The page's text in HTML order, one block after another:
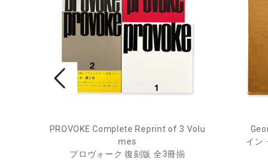
PROVOKE Complete Reprint of 3 Volu
mes
プロヴォーク 復刻版 全3冊揃
イン